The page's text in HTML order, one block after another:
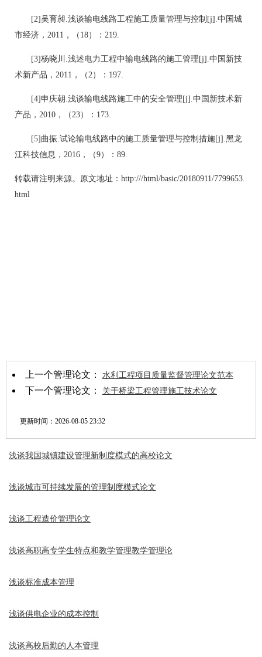
[2]吴育昶.浅谈输电线路工程施工质量管理与控制[j].中国城
市经济，2011，（18）：219.
[3]杨晓川.浅述电力工程中输电线路的施工管理[j].中国新技
术新产品，2011，（2）：197.
[4]申庆朝.浅谈输电线路施工中的安全管理[j].中国新技术新
产品，2010，（23）：173.
[5]曲振.试论输电线路中的施工质量管理与控制措施[j].黑龙
江科技信息，2016，（9）：89.
转载请注明来源。原文地址：http:///html/basic/20180911/7799653.
html
上一个管理论文： 水利工程项目质量监督管理论文范本
下一个管理论文： 关于桥梁工程管理施工技术论文
更新时间： 2026-08-05 23:32
浅谈我国城镇建设管理新制度模式的高校论文
浅谈城市可持续发展的管理制度模式论文
浅谈工程造价管理论文
浅谈高职高专学生特点和教学管理教学管理论
浅谈标准成本管理
浅谈供电企业的成本控制
浅谈高校后勤的人本管理